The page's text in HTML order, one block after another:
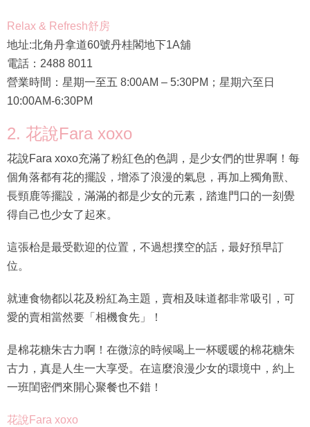
Relax & Refresh舒房
地址:北角丹拿道60號丹桂閣地下1A舖
電話：2488 8011
營業時間：星期一至五 8:00AM – 5:30PM；星期六至日
10:00AM-6:30PM
2. 花說Fara xoxo
花說Fara xoxo充滿了粉紅色的色調，是少女們的世界啊！每
個角落都有花的擺設，增添了浪漫的氣息，再加上獨角獸、
長頸鹿等擺設，滿滿的都是少女的元素，踏進門口的一刻覺
得自己也少女了起來。
這張枱是最受歡迎的位置，不過想撲空的話，最好預早訂
位。
就連食物都以花及粉紅為主題，賣相及味道都非常吸引，可
愛的賣相當然要「相機食先」！
是棉花糖朱古力啊！在微涼的時候喝上一杯暖暖的棉花糖朱
古力，真是人生一大享受。在這麼浪漫少女的環境中，約上
一班閨密們來開心聚餐也不錯！
花說Fara xoxo